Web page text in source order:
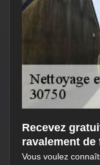
Recevez
ravalement de
Vous voulez